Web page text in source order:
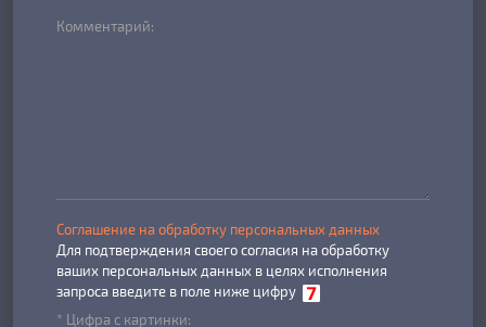
Комментарий:
Соглашение на обработку персональных данных
Для подтверждения своего согласия на обработку
ваших персональных данных в целях исполнения
запроса введите в поле ниже цифру
* Цифра с картинки: